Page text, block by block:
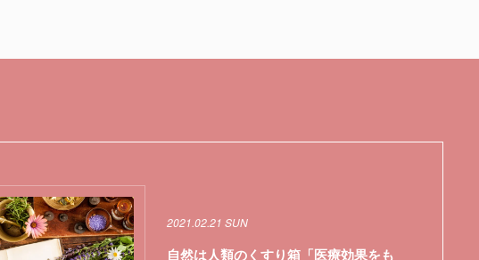
2021.02.21 SUN
自然は人類のくすり箱「医療効果をも